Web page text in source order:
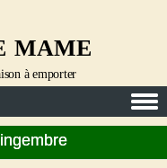
à emporter